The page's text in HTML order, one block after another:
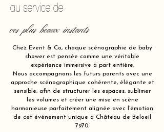
au service de
vos plus beaux instants
Chez Event & Co, chaque scénographie de baby
shower est pensée comme une véritable
expérience immersive à part entière.
Nous accompagnons les futurs parents avec une
approche scénographique cohérente, élégante et
sensible, afin de structurer les espaces, sublimer
les volumes et créer une mise en scène
harmonieuse parfaitement alignée avec l’émotion
de cet événement unique à Château de Beloeil
7970.